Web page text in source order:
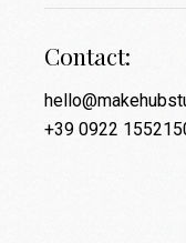
Contact:
+39 0922